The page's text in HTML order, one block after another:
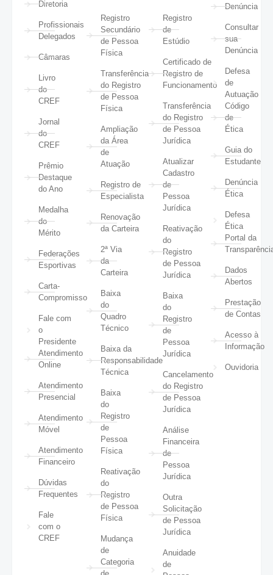
Diretoria
Profissionais
Delegados
Câmaras
Livro
do
CREF
Jornal
do
CREF
Prêmio
Destaque
do Ano
Medalha
do
Mérito
Federações
Esportivas
Carta-
Compromisso
Fale com
o
Presidente
Atendimento
Online
Atendimento
Presencial
Atendimento
Móvel
Atendimento
Financeiro
Dúvidas
Frequentes
Fale
com o
CREF
Registro
Secundário
de Pessoa
Física
Transferência
do Registro
de Pessoa
Física
Ampliação
da Área
de
Atuação
Registro de
Especialista
Renovação
da Carteira
2ª Via
da
Carteira
Baixa
do
Quadro
Técnico
Baixa da
Responsabilidade
Técnica
Baixa
do
Registro
de
Pessoa
Física
Reativação
do
Registro
de Pessoa
Física
Mudança
de
Categoria
Registro
de
Estúdio
Certificado de
Registro de
Funcionamento
Transferência
do Registro
de Pessoa
Jurídica
Atualizar
Cadastro
de
Pessoa
Jurídica
Reativação
do
Registro
de Pessoa
Jurídica
Baixa
do
Registro
de
Pessoa
Jurídica
Cancelamento
do Registro
de Pessoa
Jurídica
Análise
Financeira
de
Pessoa
Jurídica
Outra
Solicitação
de Pessoa
Jurídica
Anuidade
de
Denúncia
Consultar
sua
Denúncia
Defesa
de
Autuação
Código
de
Ética
Guia do
Estudante
Denúncia
Ética
Defesa
Ética
Portal da
Dados
Abertos
Prestação
de Contas
Acesso à
Informação
Ouvidoria